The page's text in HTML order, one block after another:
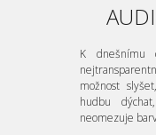
K
možnost
hudbu
neomezuje